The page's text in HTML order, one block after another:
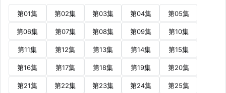
第01集 第02集 第03集 第04集 第05集
第06集 第07集 第08集 第09集 第10集
第11集 第12集 第13集 第14集 第15集
第16集 第17集 第18集 第19集 第20集
第21集 第22集 第23集 第24集 第25集